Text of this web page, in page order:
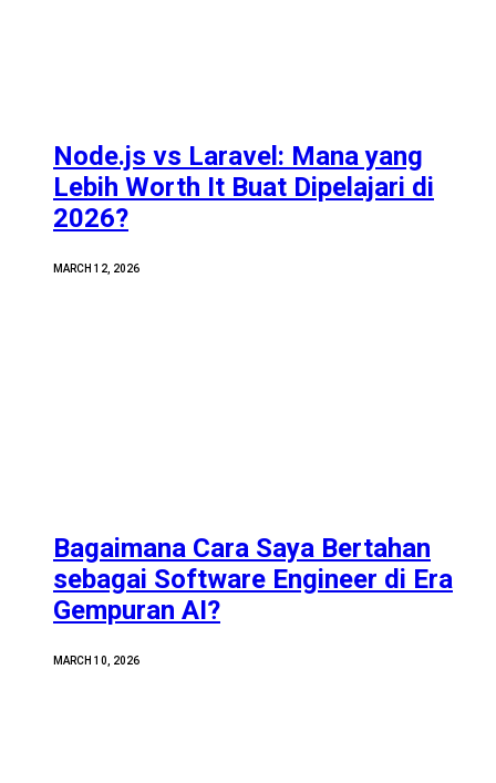
Node.js vs Laravel: Mana yang
Lebih Worth It Buat Dipelajari di
2026?
MARCH 12, 2026
Bagaimana Cara Saya Bertahan
sebagai Software Engineer di Era
Gempuran AI?
MARCH 10, 2026